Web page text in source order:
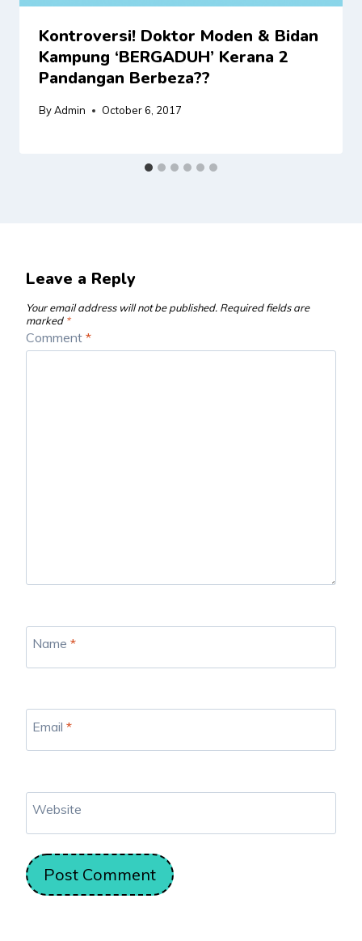
Kontroversi! Doktor Moden & Bidan
Kampung ‘BERGADUH’ Kerana 2
Pandangan Berbeza??
ByAdmin October 6, 2017
Leave a Reply
Your email address will not be published. Required fields are
marked *
Comment *
Name *
Email *
Website